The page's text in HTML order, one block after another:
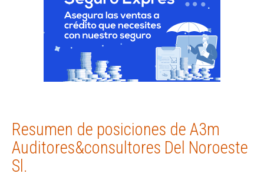
Resumen de posiciones de A3m
Auditores&consultores Del Noroeste
Sl.